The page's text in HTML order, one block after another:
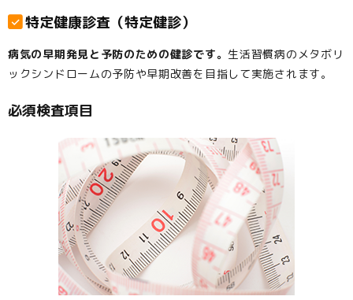
特定健康診査（特定健診）
病気の早期発見と予防のための健診です。 生活習慣病のメタボリ
ックシンドロームの予防や早期改善を目指して実施されます。
必須検査項目